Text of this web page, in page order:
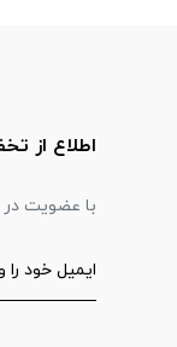
اطلاع از
با عضویت در